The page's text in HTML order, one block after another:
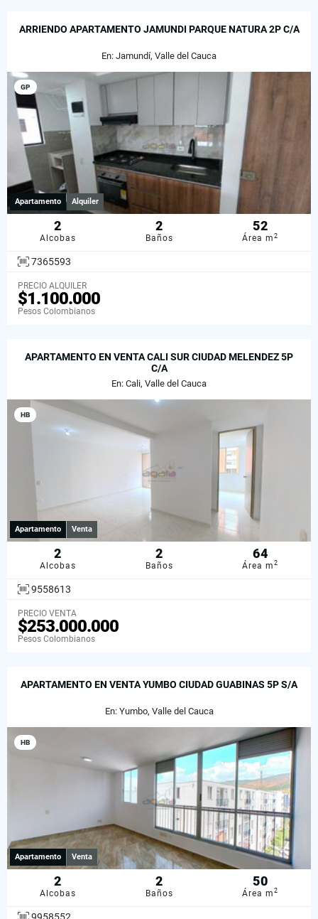
ARRIENDO APARTAMENTO JAMUNDI PARQUE NATURA 2P C/A
En: Jamundí, Valle del Cauca
GP
Apartamento Alquiler
2
Alcobas
2
Baños
52
Área m2
7365593
PRECIO ALQUILER
$1.100.000
Pesos Colombianos
APARTAMENTO EN VENTA CALI SUR CIUDAD MELENDEZ 5P
C/A
En: Cali, Valle del Cauca
HB
Apartamento Venta
2
Alcobas
2
Baños
64
Área m2
9558613
PRECIO VENTA
$253.000.000
Pesos Colombianos
APARTAMENTO EN VENTA YUMBO CIUDAD GUABINAS 5P S/A
En: Yumbo, Valle del Cauca
HB
Apartamento Venta
2
Alcobas
2
Baños
50
Área m2
9958552